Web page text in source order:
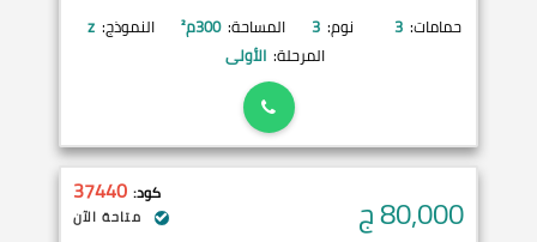
حمامات: 3 نوم: 3 المساحة: 300م² النموذج: z
المرحلة: الأولى
80,000ج كود: 37440
متاحة الآن